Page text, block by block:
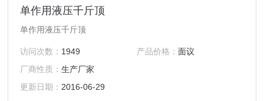
单作用液压千斤顶
单作用液压千斤顶
访问次数： 1949 产品价格： 面议
厂商性质：生产厂家
更新日期： 2016-06-29